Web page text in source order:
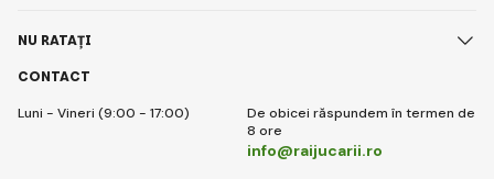
CONTACT
Luni - Vineri (9:00 - 17:00)
De obicei răspundem în termen de
8 ore
info@raijucarii.ro
NU RATAȚI